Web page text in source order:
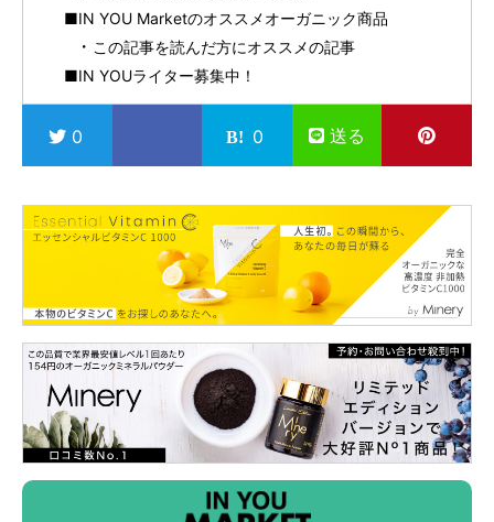
■IN YOU Marketのオススメオーガニック商品
この記事を読んだ方にオススメの記事
■IN YOUライター募集中！
0 0 送る